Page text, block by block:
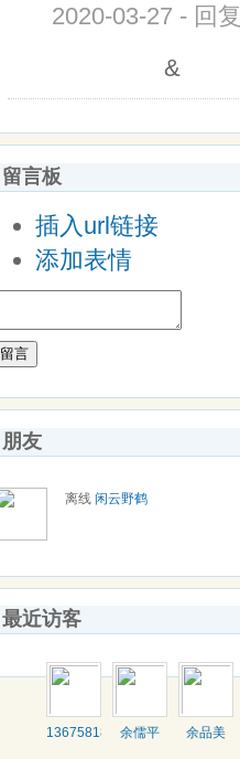
2020-03-27 - 回
&
留言板
插入url链接
添加表情
留言
朋友
离线 闲云野鹤
最近访客
13675818487余儒平 余品美